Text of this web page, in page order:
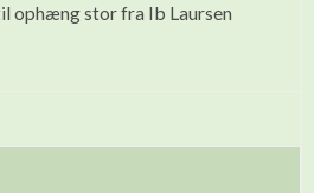
ophæng stor fra Ib Laursen